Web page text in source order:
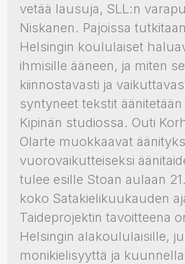
vetää lausuja, SLL:n
Niskanen. Pajoissa
Helsingin koululaiset
ihmisille ääneen, ja miten
kiinnostavasti ja
syntyneet tekstit
Kipinän studiossa. Outi
Olarte muokkaavat
vuorovaikutteiseksi
tulee esille Stoan aulaan
koko Satakielikuukauden
Taideprojektin tavoitteena
Helsingin alakoululaisille,
monikielisyyttä ja